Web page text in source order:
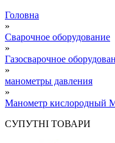
Головна
»
Сварочное оборудование
»
Газосварочное
»
манометры давления
»
Манометр кислородный
СУПУТНІ ТОВАРИ